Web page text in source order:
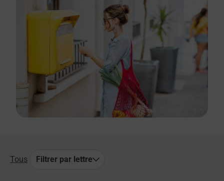
Tous Filtrer par lettre